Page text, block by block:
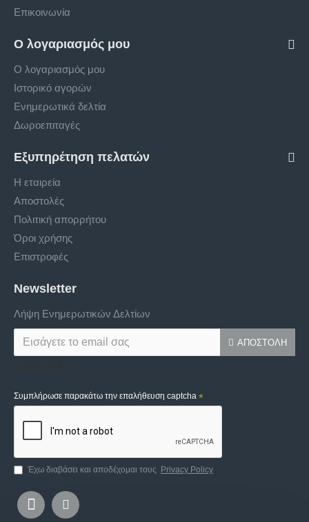
Επικοινωνία
Ο λογαριασμός μου
Ο λογαριασμός μου
Ιστορικό αγορών
Ενημερωτικά δελτία
Δωροεπιταγές
Εξυπηρέτηση πελατών
Η εταιρεία
Αποστολές
Πολιτική απορρήτου
Όροι χρήσης
Επιστροφές
Newsletter
Λήψη Ενημερωτικών Δελτίων
ΑΠΟΣΤΟΛΉ
Συμπλήρωσε παρακάτω την επαλήθευση captcha
Έχω διαβάσει και αποδέχομαι τους Privacy Policy